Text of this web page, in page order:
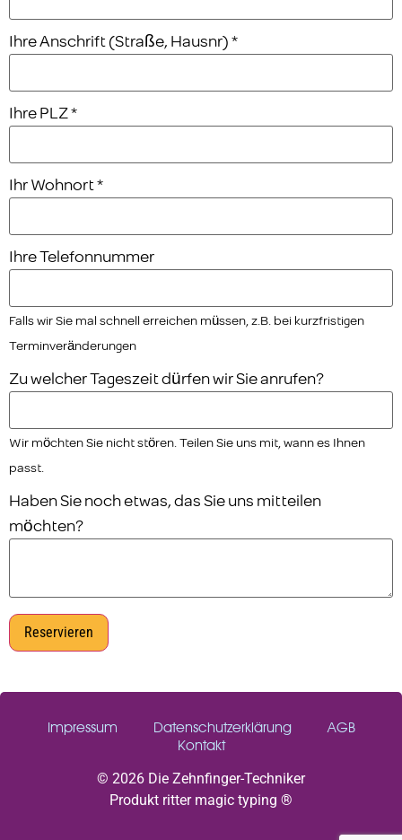
Ihre Anschrift (Straße, Hausnr)*
Ihre PLZ*
Ihr Wohnort*
Ihre Telefonnummer
Falls wir Sie mal schnell erreichen müssen, z.B. bei kurzfristigen
Terminveränderungen
Zu welcher Tageszeit dürfen wir Sie anrufen?
Wir möchten Sie nicht stören. Teilen Sie uns mit, wann es Ihnen
passt.
Haben Sie noch etwas, das Sie uns mitteilen
möchten?
Reservieren
Impressum Datenschutzerklärung
AGB
Kontakt
© 2026 Die Zehnfinger-Techniker
Produkt ritter magic typing ®